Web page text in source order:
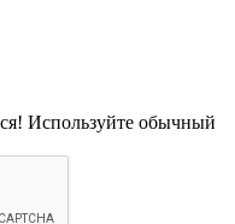
Используйте обычный